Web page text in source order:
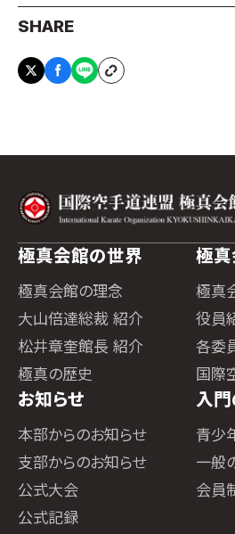
SHARE
極真会館の世界
極真会館の理念
大山倍達総裁 紹介
松井章奎館長 紹介
極真の歴史
極真
極真
役員
各委
国際
お知らせ
本部からのお知らせ
支部からのお知らせ
公式大会
公式記録
入
青少
一般
会員